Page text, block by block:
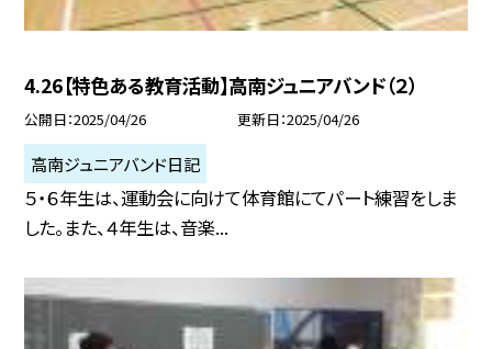
4.26【特色ある教育活動】高南ジュニアバンド（２）
公開日 2025/04/26 更新日 2025/04/26
高南ジュニアバンド日記
５・６年生は、運動会に向けて体育館にてパート練習をしま
した。また、４年生は、音楽...